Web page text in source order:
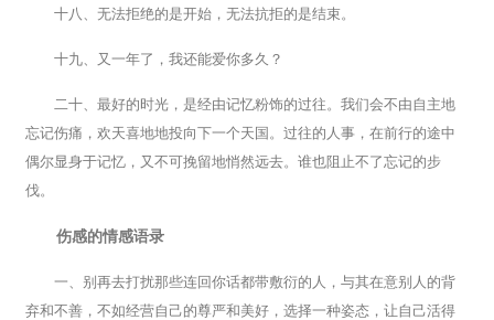
十八、无法拒绝的是开始，无法抗拒的是结束。
十九、又一年了，我还能爱你多久？
二十、最好的时光，是经由记忆粉饰的过往。我们会不由自主地
忘记伤痛，欢天喜地地投向下一个天国。过往的人事，在前行的途中
偶尔显身于记忆，又不可挽留地悄然远去。谁也阻止不了忘记的步
伐。
伤感的情感语录
一、别再去打扰那些连回你话都带敷衍的人，与其在意别人的背
弃和不善，不如经营自己的尊严和美好，选择一种姿态，让自己活得